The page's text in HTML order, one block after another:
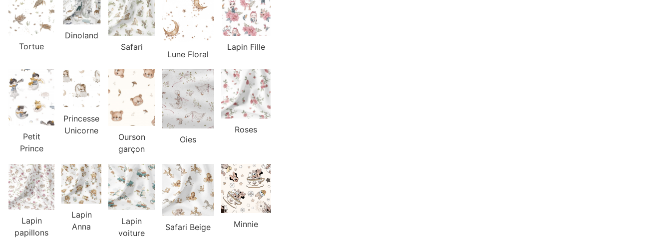
Tortue
Dinoland
Safari
Lune Floral
Lapin Fille
Petit
Prince
Princesse
Unicorne
Ourson
garçon
Oies
Roses
Lapin
papillons
Lapin
Anna
Lapin
voiture
Safari Beige Minnie